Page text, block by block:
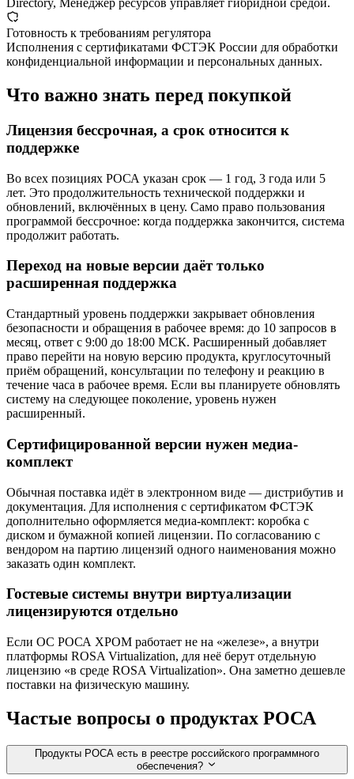
Directory, Менеджер ресурсов управляет гибридной средой.
Готовность к требованиям регулятора
Исполнения с сертификатами ФСТЭК России для обработки
конфиденциальной информации и персональных данных.
Что важно знать перед покупкой
Лицензия бессрочная, а срок относится к
поддержке
Во всех позициях РОСА указан срок — 1 год, 3 года или 5
лет. Это продолжительность технической поддержки и
обновлений, включённых в цену. Само право пользования
программой бессрочное: когда поддержка закончится, система
продолжит работать.
Переход на новые версии даёт только
расширенная поддержка
Стандартный уровень поддержки закрывает обновления
безопасности и обращения в рабочее время: до 10 запросов в
месяц, ответ с 9:00 до 18:00 МСК. Расширенный добавляет
право перейти на новую версию продукта, круглосуточный
приём обращений, консультации по телефону и реакцию в
течение часа в рабочее время. Если вы планируете обновлять
систему на следующее поколение, уровень нужен
расширенный.
Сертифицированной версии нужен медиа-
комплект
Обычная поставка идёт в электронном виде — дистрибутив и
документация. Для исполнения с сертификатом ФСТЭК
дополнительно оформляется медиа-комплект: коробка с
диском и бумажной копией лицензии. По согласованию с
вендором на партию лицензий одного наименования можно
заказать один комплект.
Гостевые системы внутри виртуализации
лицензируются отдельно
Если ОС РОСА ХРОМ работает не на «железе», а внутри
платформы ROSA Virtualization, для неё берут отдельную
лицензию «в среде ROSA Virtualization». Она заметно дешевле
поставки на физическую машину.
Частые вопросы о продуктах РОСА
Продукты РОСА есть в реестре российского программного
обеспечения?